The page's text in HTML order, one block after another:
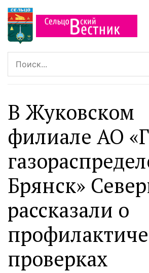
В Жуковском
филиале АО
Брянск»
рассказали о
проверках